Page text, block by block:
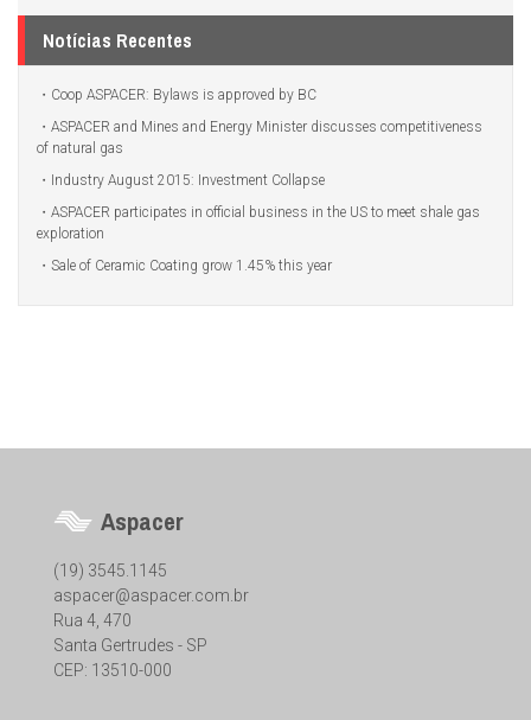
Notícias Recentes
Coop ASPACER: Bylaws is approved by BC
ASPACER and Mines and Energy Minister discusses competitiveness
of natural gas
Industry August 2015: Investment Collapse
ASPACER participates in official business in the US to meet shale gas
exploration
Sale of Ceramic Coating grow 1.45% this year
Aspacer
(19) 3545.1145
aspacer@aspacer.com.br
Rua 4, 470
Santa Gertrudes - SP
CEP: 13510-000